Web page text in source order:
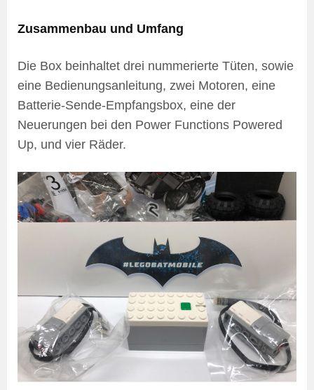
Zusammenbau und Umfang
Die Box beinhaltet drei nummerierte Tüten, sowie
eine Bedienungsanleitung, zwei Motoren, eine
Batterie-Sende-Empfangsbox, eine der
Neuerungen bei den Power Functions Powered
Up, und vier Räder.